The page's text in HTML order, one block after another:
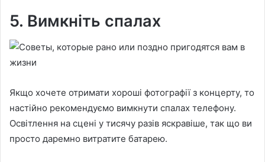
5. Вимкніть спалах
Якщо хочете отримати хороші фотографії з концерту, то
настійно рекомендуємо вимкнути спалах телефону.
Освітлення на сцені у тисячу разів яскравіше, так що ви
просто даремно витратите батарею.